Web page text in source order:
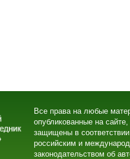
Все права на любые
опубликованные на сайте,
защищены в
российским и
законодательством об